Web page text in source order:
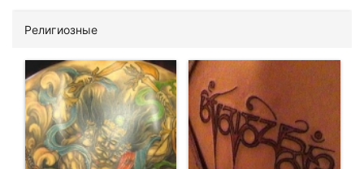
Религиозные